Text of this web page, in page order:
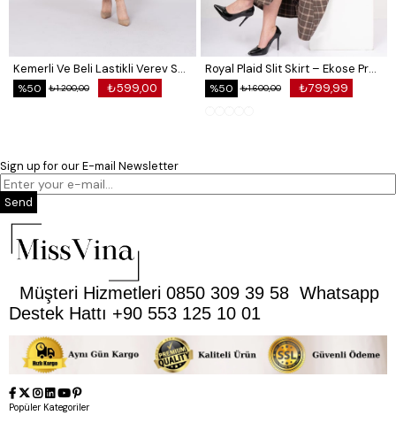
Kemerli Ve Beli Lastikli Verev Saten Etek 6791
₺599,00
₺1.200,00
%50
Royal Plaid Slit Skirt – Ekose Premium Long Skirt 6831
₺799,99
₺1.600,00
%50
Sign up for our E-mail Newsletter
Send
Müşteri Hizmetleri 0850 309 39 58 Whatsapp
Destek Hattı +90 553 125 10 01
Popüler Kategoriler